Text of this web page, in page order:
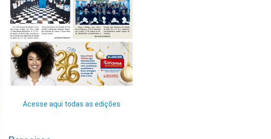
Acesse aqui todas as edições